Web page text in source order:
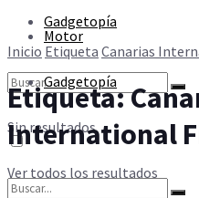
Gadgetopía
Sin resultados
Ver todos los resultados
Motor
Gadgetopía
Inicio Etiqueta Canarias
Etiqueta:
International